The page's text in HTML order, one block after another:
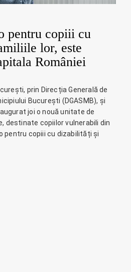
pentru copiii cu
lor, este
României
prin Direcția Generală de
București (DGASMB), și
joi o nouă unitate de
destinate copiilor vulnerabili din
pentru copiii cu dizabilități și